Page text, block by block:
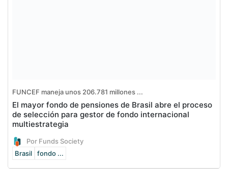
FUNCEF maneja unos 206.781 millones ...
El mayor fondo de pensiones de Brasil abre el proceso
de selección para gestor de fondo internacional
multiestrategia
Por Funds Society
Brasil
fondo ...